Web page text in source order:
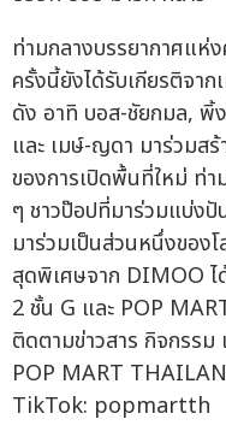
ท่ามกลางบรรยากาศแห่
ครั้งนี้ยังได้รับเกียรติจาก
ดัง อาทิ บอส-ชัยกมล,
และ เมษ์-ญดา มาร่วมส
ของการเปิดพื้นที่ใหม่ ท่
ๆ ชาวป๊อปที่มาร่วมแบ่ง
มาร่วมเป็นส่วนหนึ่งของ
สุดพิเศษจาก DIMOO
2 ชั้น G และ POP
ติดตามข่าวสาร กิจกรร
POP MART
TikTok: popmartth